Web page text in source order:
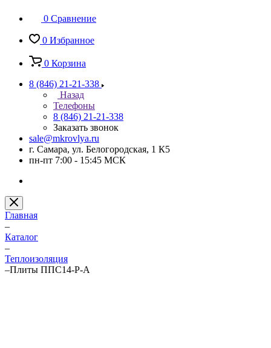
0 Сравнение
0 Избранное
0 Корзина
8 (846) 21-21-338
Назад
Телефоны
8 (846) 21-21-338
Заказать звонок
sale@mkrovlya.ru
г. Самара, ул. Белогородская, 1 К5
пн-пт 7:00 - 15:45 МСК
Главная
–
Каталог
–
Теплоизоляция
–Плиты ППС14-Р-А